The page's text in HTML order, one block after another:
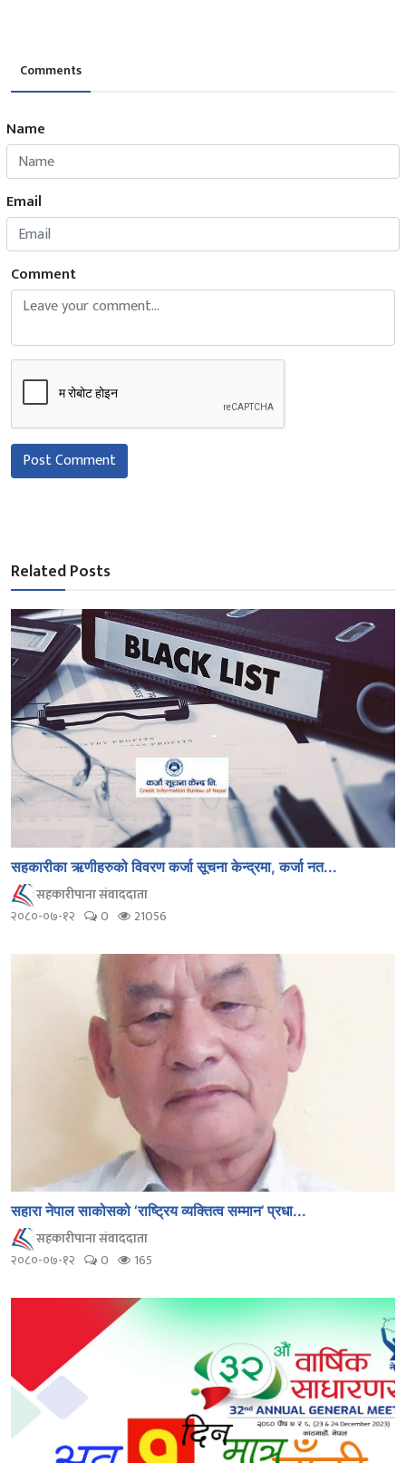
Comments
Name
Email
Comment
Post Comment
Related Posts
सहकारीका ऋणीहरुको विवरण कर्जा सूचना केन्द्रमा, कर्जा नत...
सहकारीपाना संवाददाता
२०८०-०७-१२
0 21056
सहारा नेपाल साकोसको ‘राष्ट्रिय व्यक्तित्व सम्मान’ प्रधा...
सहकारीपाना संवाददाता
२०८०-०७-१२
0 165